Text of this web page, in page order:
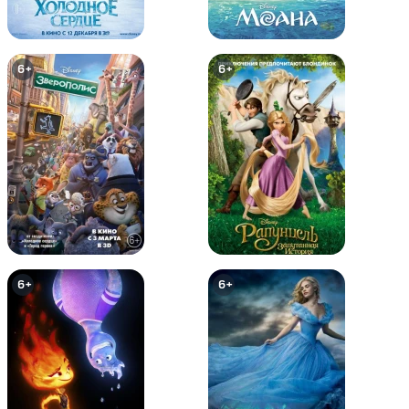
LEGO супергерои DC: Лига
справедливости против Лиги
Бизарро
LEGO Супергерои DC: Лига
Справедливости – Космическая
битва
6+ 6+
6+ 6+
6+ 6+